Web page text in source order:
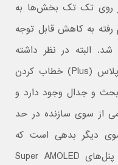
روی تک تک بخش‌ها به
رفته به کاهش قابل توجه
البته در نظر داشته
باشید هنوز در مورد اج (edge) یا پلاس (Plus) خطاب کردن
نسخه بزرگ‌تر و دوم گلکسی اس 8 بحث و جدال وجود دارد و
از سوی سازنده در حد
دیگر بدهی است که
سامسونگ در این محصول نیز از پنل‌های Super AMOLED